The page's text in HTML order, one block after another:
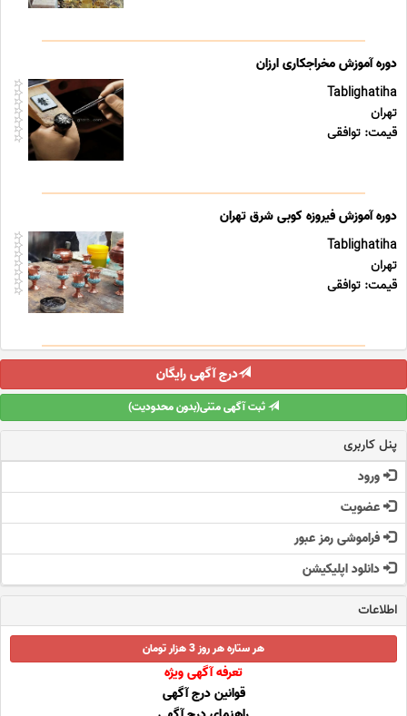
دوره آموزش مخراجکاری ارزان
Tablighatiha
تهران
قیمت: توافقی
دوره آموزش فیروزه کوبی شرق تهران
Tablighatiha
تهران
قیمت: توافقی
درج آگهی رایگان
ثبت آگهی متنی(بدون محدودیت)
پنل کاربری
ورود
عضویت
فراموشی رمز عبور
دانلود اپلیکیشن
اطلاعات
هر ستاره هر روز 3 هزار تومان
تعرفه آگهی ویژه
قوانین درج آگهی